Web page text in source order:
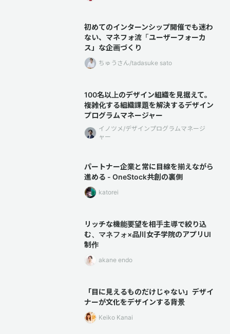
初めてのインターンシップ開催でも迷わ
ない、マネフォ流「ユーザーフォーカ
ス」な企画づくり
ちゅうさん/tadasuke sato
100名以上のデザイン組織を見据えて。
複雑化する組織課題を解決するデザイン
プログラムマネージャー
イノツメ/デザインプログラムマネージ
ャー
パートナー企業と常に目線を揃えながら
進める - OneStock共創の裏側
katorei
リッチな機能要望を相手主導で絞り込
む、マネフォ×品川女子学院のアプリUI
制作
akane endo
「目に見えるものだけじゃない」デザイ
ナーが文化をデザインする背景
Keiko Kanai